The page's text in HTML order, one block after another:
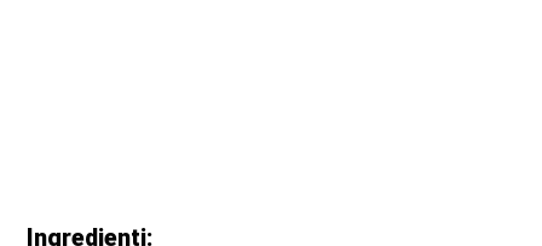
Ingredienti: